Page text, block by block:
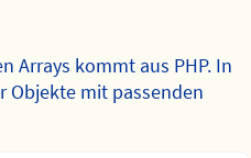
Arrays kommt aus PHP. In
Objekte mit passenden